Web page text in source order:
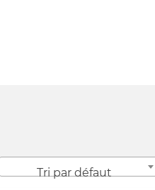
Tri par défaut